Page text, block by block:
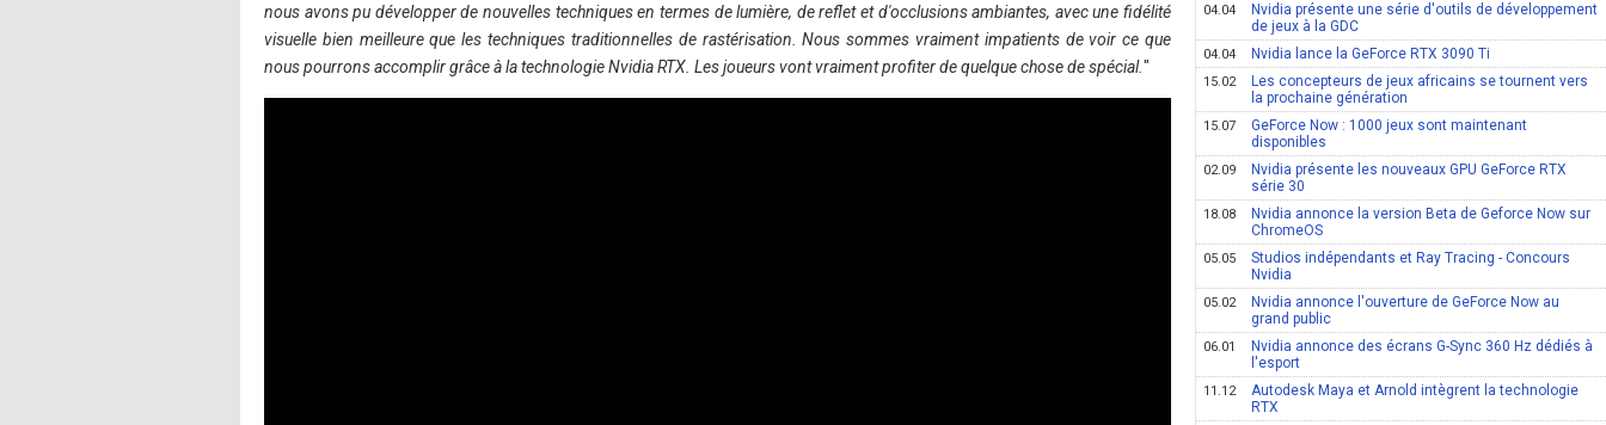
nous avons pu développer de nouvelles techniques en termes de lumière, de reflet et d'occlusions ambiantes, avec une fidélité
visuelle bien meilleure que les techniques traditionnelles de rastérisation. Nous sommes vraiment impatients de voir ce que
nous pourrons accomplir grâce à la technologie Nvidia RTX. Les joueurs vont vraiment profiter de quelque chose de spécial."
04.04
Nvidia présente une série d'outils de développement
de jeux à la GDC
04.04 Nvidia lance la GeForce RTX 3090 Ti
15.02
Les concepteurs de jeux africains se tournent vers
la prochaine génération
15.07
GeForce Now : 1000 jeux sont maintenant
disponibles
02.09
Nvidia présente les nouveaux GPU GeForce RTX
série 30
18.08
Nvidia annonce la version Beta de Geforce Now sur
ChromeOS
05.05
Studios indépendants et Ray Tracing - Concours
Nvidia
05.02
Nvidia annonce l'ouverture de GeForce Now au
grand public
06.01
Nvidia annonce des écrans G-Sync 360 Hz dédiés à
l'esport
11.12
Autodesk Maya et Arnold intègrent la technologie
RTX